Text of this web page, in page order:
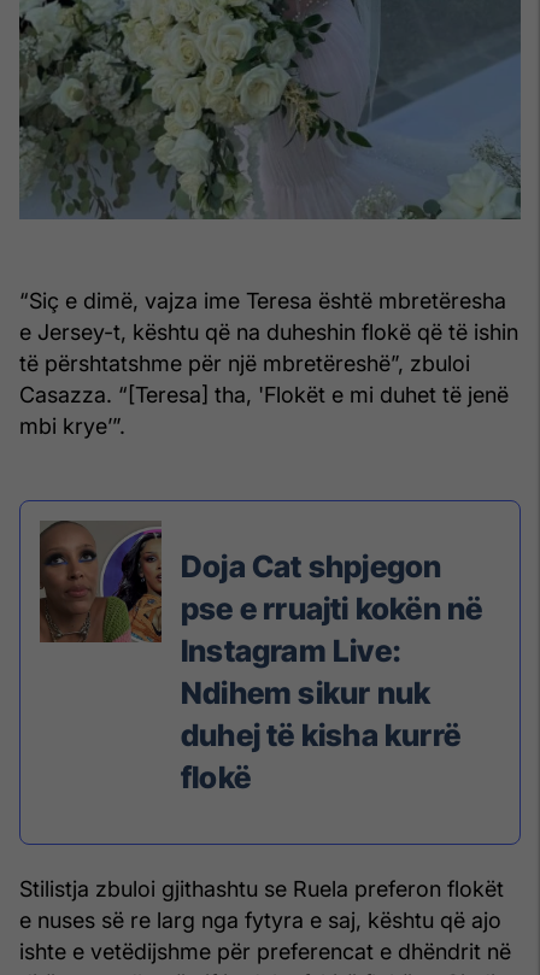
“Siç e dimë, vajza ime Teresa është mbretëresha
e Jersey-t, kështu që na duheshin flokë që të ishin
të përshtatshme për një mbretëreshë”, zbuloi
Casazza. “[Teresa] tha, 'Flokët e mi duhet të jenë
mbi krye’”.
Doja Cat shpjegon
pse e rruajti kokën në
Instagram Live:
Ndihem sikur nuk
duhej të kisha kurrë
flokë
Stilistja zbuloi gjithashtu se Ruela preferon flokët
e nuses së re larg nga fytyra e saj, kështu që ajo
ishte e vetëdijshme për preferencat e dhëndrit në